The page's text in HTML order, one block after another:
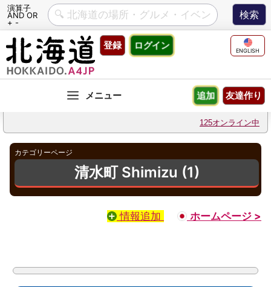
演算子
AND OR
+ -
Skip
content
登録 ログイン ENGLISH
友達作り
追加
125オンライン中
カテゴリーページ
清水町 Shimizu (1)
情報追加 ホームページ >